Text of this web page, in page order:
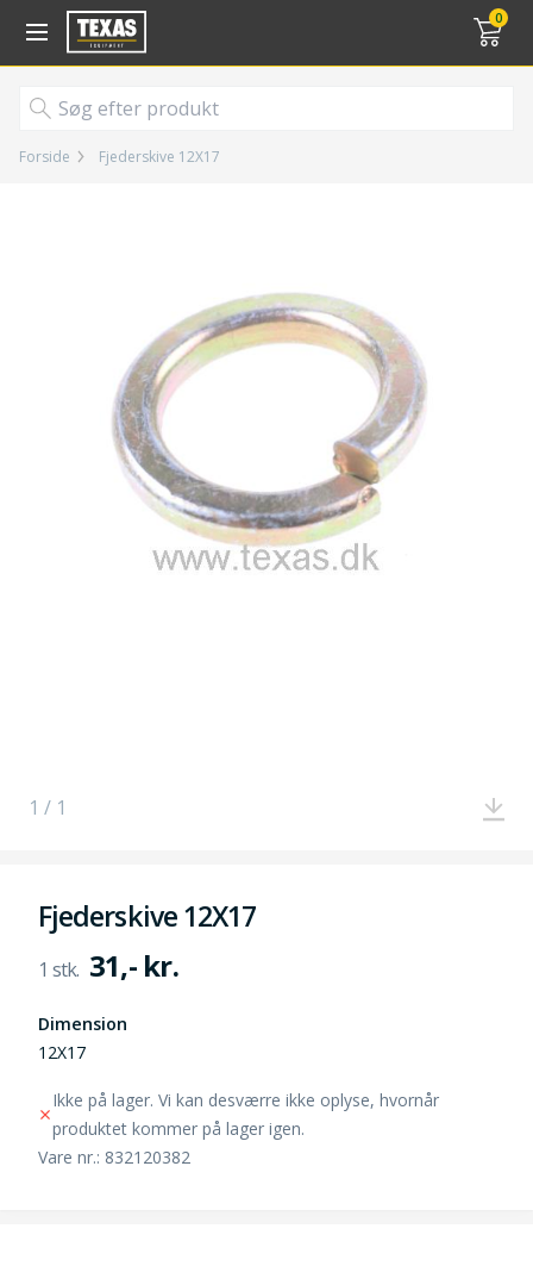
0
Gå til kurv (
Forside Fjederskive 12X17
1 / 1
Fjederskive 12X17
31,- kr.
Dimension
12X17
Ikke på lager. Vi kan desværre ikke oplyse, hvornår
produktet kommer på lager igen.
Vare nr.: 832120382